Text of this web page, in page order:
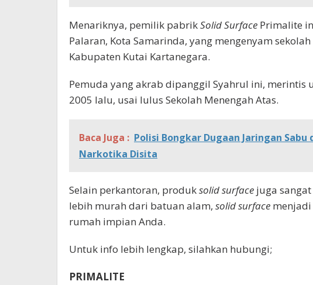
Menariknya, pemilik pabrikSolid Surface Primalite
Palaran, Kota Samarinda, yang mengenyam
Kabupaten Kutai Kartanegara.
Pemuda yang akrab dipanggil Syahrul ini, merintis
2005 lalu, usai lulus Sekolah Menengah Atas.
Baca Juga : Polisi Bongkar Dugaan Jaringan Sabu
Narkotika Disita
Selain perkantoran, produksolid surface juga
lebih murah dari batuan alam, solid surface
rumah impian Anda.
Untuk info lebih lengkap, silahkan hubungi;
PRIMALITE